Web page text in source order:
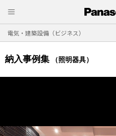
電気・建築設備（ビジネス）
納入事例集 （照明器具）